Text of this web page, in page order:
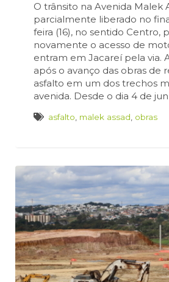
O trânsito na Avenida Malek
parcialmente liberado no
feira (16), no sentido Centro,
novamente o acesso de
entram em Jacareí pela via.
após o avanço das obras de
asfalto em um dos trechos
avenida. Desde o dia 4 de
asfalto malek assad obras